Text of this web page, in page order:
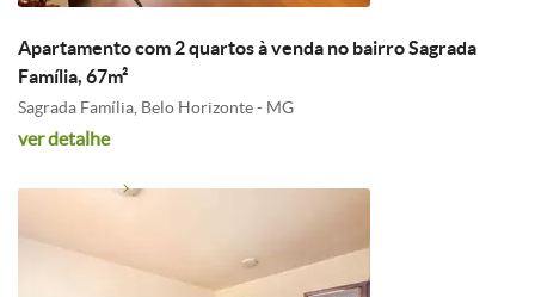
Apartamento com 2 quartos à venda no bairro Sagrada
Família, 67m²
Sagrada Família, Belo Horizonte - MG
ver detalhe